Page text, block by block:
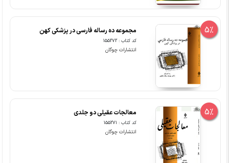
5% مجموعه ده رساله فارسی در پزشکی کهن
کد کتاب : 155272
انتشارات چوگان
5% معالجات عقیلی دو جلدی
کد کتاب : 155271
انتشارات چوگان